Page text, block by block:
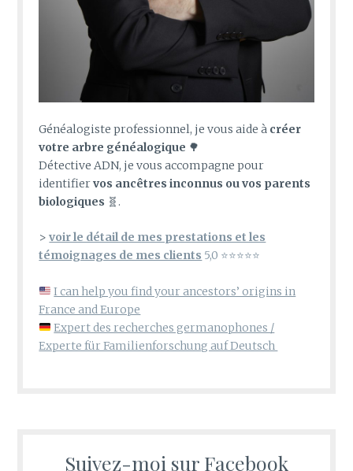
Généalogiste professionnel, je vous aide à créer
votre arbre généalogique 🌳
Détective ADN, je vous accompagne pour
identifiervos ancêtres inconnus ou vos parents
biologiques 🧬.
>voir le détail de mes prestations et les
témoignages de mes clients 5,0 ⭐⭐⭐⭐⭐
I can help you find your ancestors’ origins in
France and Europe
Expert des recherches germanophones /
Experte für Familienforschung auf Deutsch
Suivez-moi sur Facebook